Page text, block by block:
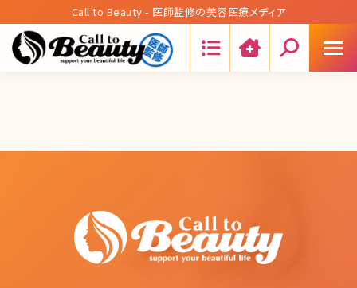
Call to Beauty - 医師監修の美容医療メディア